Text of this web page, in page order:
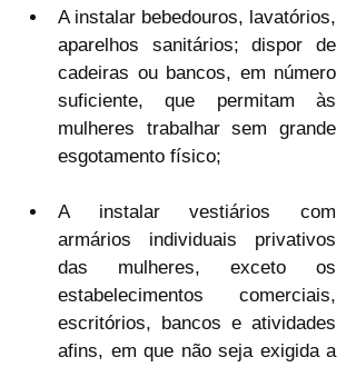
A instalar bebedouros, lavatórios,
aparelhos sanitários; dispor de
cadeiras ou bancos, em número
suficiente, que permitam às
mulheres trabalhar sem grande
esgotamento físico;
A instalar vestiários com
armários individuais privativos
das mulheres, exceto os
estabelecimentos comerciais,
escritórios, bancos e atividades
afins, em que não seja exigida a